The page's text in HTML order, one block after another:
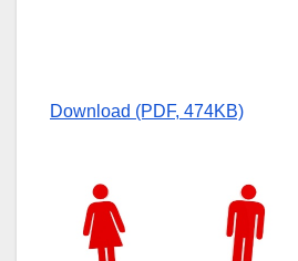
Download (PDF, 474KB)